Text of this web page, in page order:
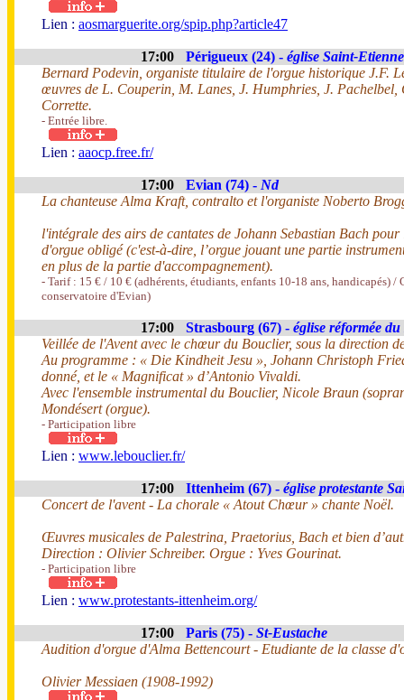
Lien : aosmarguerite.org/spip.php?article47
17:00 Périgueux (24) - église Saint-
Bernard Podevin, organiste titulaire de l'orgue historique J.F.
œuvres de L. Couperin, M. Lanes, J. Humphries, J.
Corrette.
- Entrée libre.
Lien : aaocp.free.fr/
17:00 Evian (74) - Nd
La chanteuse Alma Kraft, contralto et l'organiste Noberto
l'intégrale des airs de cantates de Johann Sebastian Bach
d'orgue obligé (c'est-à-dire, l’orgue jouant une partie
en plus de la partie d'accompagnement).
- Tarif : 15 € / 10 € (adhérents, étudiants, enfants 10-18 ans, handicapés) /
conservatoire d'Evian)
17:00 Strasbourg (67) - église réformée
Veillée de l'Avent avec le chœur du Bouclier, sous la direction
Au programme : « Die Kindheit Jesu », Johann Christoph
donné, et le « Magnificat » d’Antonio Vivaldi.
Avec l'ensemble instrumental du Bouclier, Nicole Braun
Mondésert (orgue).
- Participation libre
Lien : www.lebouclier.fr/
17:00 Ittenheim (67) - église protestante
Concert de l'avent - La chorale « Atout Chœur » chante Noël.
Œuvres musicales de Palestrina, Praetorius, Bach et bien
Direction : Olivier Schreiber. Orgue : Yves Gourinat.
- Participation libre
Lien : www.protestants-ittenheim.org/
17:00 Paris (75) - St-Eustache
Audition d'orgue d'Alma Bettencourt - Etudiante de la classe
Olivier Messiaen (1908-1992)